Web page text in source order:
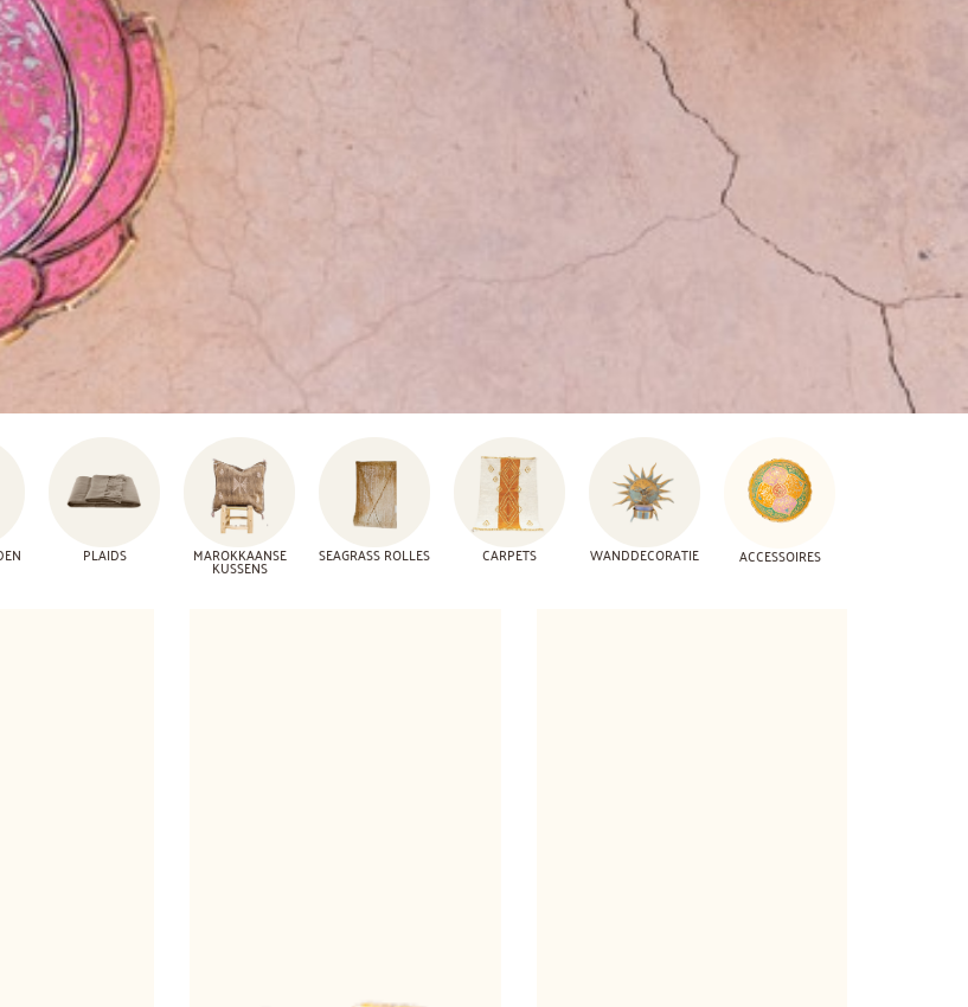
PLAIDS MAROKKAANSE
KUSSENS
SEAGRASS ROLLES CARPETS WANDDECORATIE ACCESSOIRES